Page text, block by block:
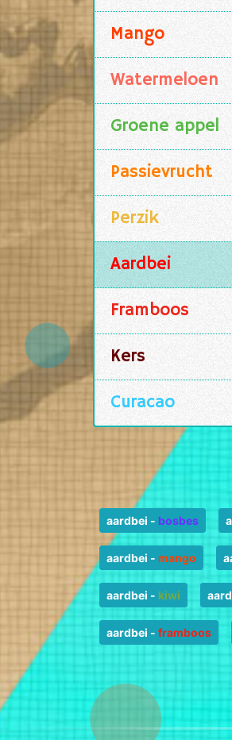
Mango
Watermeloen
Groene appel
Passievrucht
Perzik
Aardbei
Framboos
Kers
Curacao
aardbei - bosbes
aardbei - mango
aardbei - kiwi
aardbei - framboos